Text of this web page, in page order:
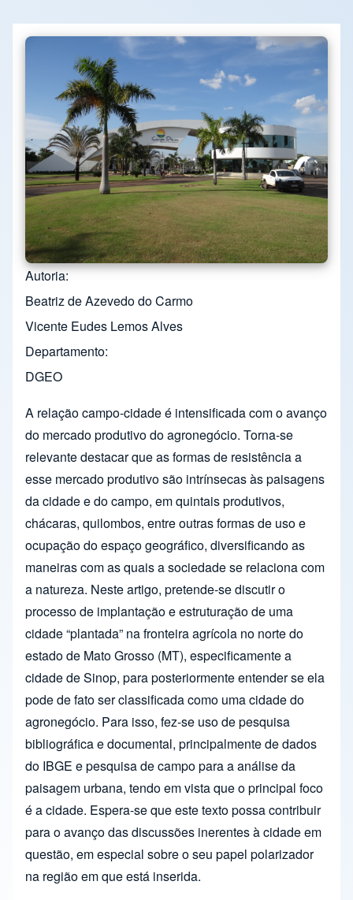
Autoria
Beatriz de Azevedo do Carmo
Vicente Eudes Lemos Alves
Departamento
DGEO
A relação campo-cidade é intensificada com o avanço
do mercado produtivo do agronegócio. Torna-se
relevante destacar que as formas de resistência a
esse mercado produtivo são intrínsecas às paisagens
da cidade e do campo, em quintais produtivos,
chácaras, quilombos, entre outras formas de uso e
ocupação do espaço geográfico, diversificando as
maneiras com as quais a sociedade se relaciona com
a natureza. Neste artigo, pretende-se discutir o
processo de implantação e estruturação de uma
cidade “plantada” na fronteira agrícola no norte do
estado de Mato Grosso (MT), especificamente a
cidade de Sinop, para posteriormente entender se ela
pode de fato ser classificada como uma cidade do
agronegócio. Para isso, fez-se uso de pesquisa
bibliográfica e documental, principalmente de dados
do IBGE e pesquisa de campo para a análise da
paisagem urbana, tendo em vista que o principal foco
é a cidade. Espera-se que este texto possa contribuir
para o avanço das discussões inerentes à cidade em
questão, em especial sobre o seu papel polarizador
na região em que está inserida.